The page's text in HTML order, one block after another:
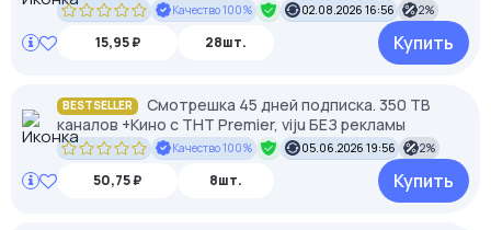
Качество 100% 02.08.2026 16:56 2%
15,95 ₽ 28шт. Купить
BESTSELLER
Смотрешка 45 дней подписка. 350 ТВ
каналов +Кино с ТНТ Premier, viju БЕЗ рекламы
Качество 100% 05.06.2026 19:56 2%
50,75 ₽ 8шт. Купить